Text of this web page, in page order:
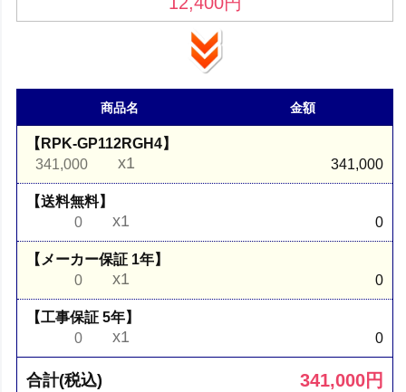
商品名 金額
【RPK-GP112RGH4】
341,000
x1 341,000
【送料無料】
0
x1 0
【メーカー保証 1年】
0
x1 0
【工事保証 5年】
0
x1 0
合計(税込) 341,000円